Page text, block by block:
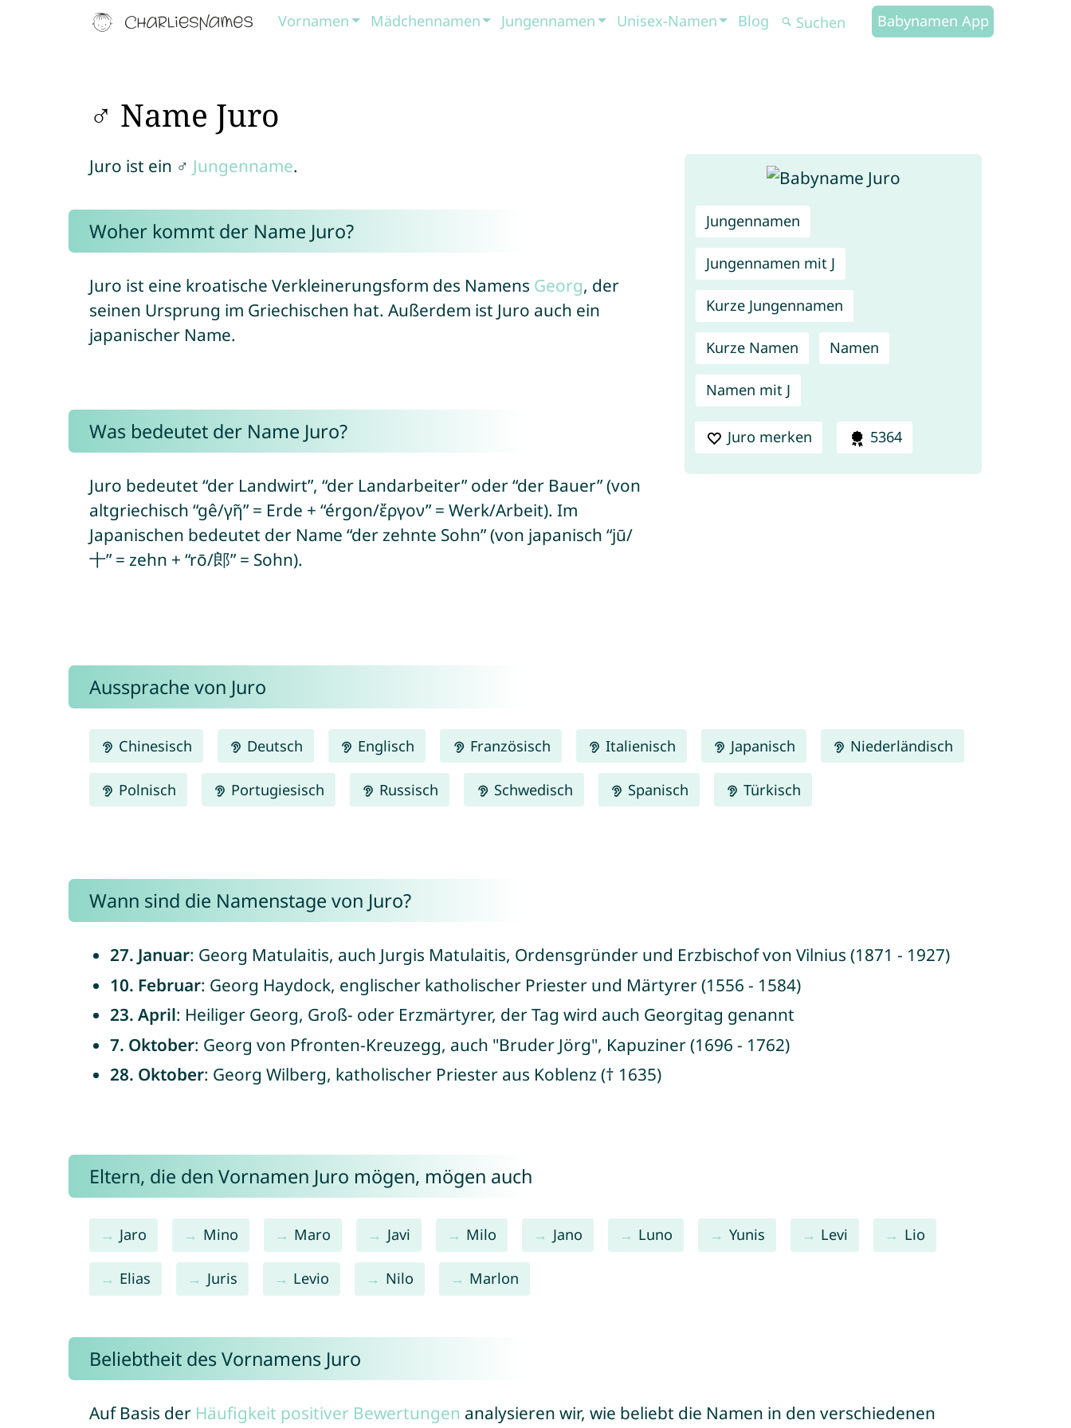
Vornamen Mädchennamen Jungennamen Unisex-Namen Blog Babynamen App
♂ Name Juro
Jungennamen
Jungennamen mit J
Kurze Jungennamen
Kurze Namen Namen
Namen mit J
Juro merken 5364
Juro ist ein ♂ Jungenname.
Woher kommt der Name Juro?
Juro ist eine kroatische Verkleinerungsform des Namens Georg, der
seinen Ursprung im Griechischen hat. Außerdem ist Juro auch ein
japanischer Name.
Was bedeutet der Name Juro?
Juro bedeutet “der Landwirt”, “der Landarbeiter” oder “der Bauer” (von
altgriechisch “gê/γῆ” = Erde + “érgon/ἔργον” = Werk/Arbeit). Im
Japanischen bedeutet der Name “der zehnte Sohn” (von japanisch “jū/
十” = zehn + “rō/郎” = Sohn).
Aussprache von Juro
Chinesisch Deutsch Englisch Französisch Italienisch Japanisch Niederländisch
Polnisch Portugiesisch Russisch Schwedisch Spanisch Türkisch
Wann sind die Namenstage von Juro?
27. Januar: Georg Matulaitis, auch Jurgis Matulaitis, Ordensgründer und Erzbischof von Vilnius (1871 - 1927)
10. Februar: Georg Haydock, englischer katholischer Priester und Märtyrer (1556 - 1584)
23. April: Heiliger Georg, Groß- oder Erzmärtyrer, der Tag wird auch Georgitag genannt
7. Oktober: Georg von Pfronten-Kreuzegg, auch "Bruder Jörg", Kapuziner (1696 - 1762)
28. Oktober: Georg Wilberg, katholischer Priester aus Koblenz († 1635)
Eltern, die den Vornamen Juro mögen, mögen auch
Jaro Mino Maro Javi Milo Jano Luno Yunis Levi Lio
Elias Juris Levio Nilo Marlon
Beliebtheit des Vornamens Juro
Auf Basis der Häufigkeit positiver Bewertungen analysieren wir, wie beliebt die Namen in den verschiedenen